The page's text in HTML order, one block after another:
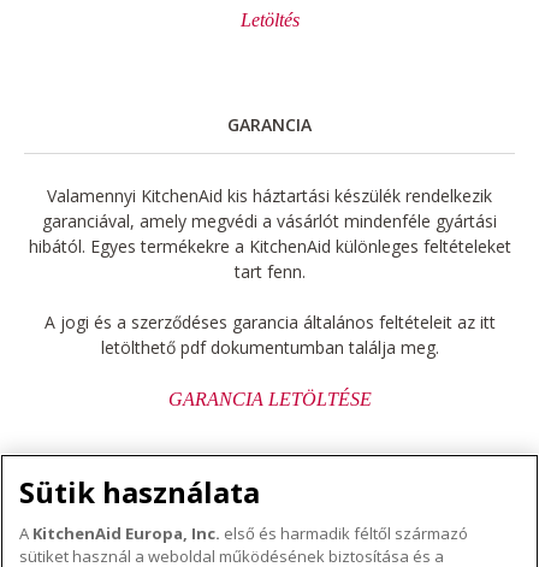
Letöltés
GARANCIA
Valamennyi KitchenAid kis háztartási készülék rendelkezik
garanciával, amely megvédi a vásárlót mindenféle gyártási
hibától. Egyes termékekre a KitchenAid különleges feltételeket
tart fenn.
A jogi és a szerződéses garancia általános feltételeit az itt
letölthető pdf dokumentumban találja meg.
GARANCIA LETÖLTÉSE
Sütik használata
A KitchenAid Europa, Inc. első és harmadik féltől származó
sütiket használ a weboldal működésének biztosítása és a